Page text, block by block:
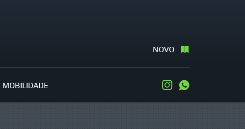
NOVO
MOBILIDADE Instagram